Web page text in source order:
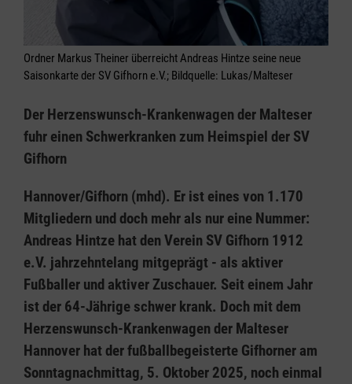
Ordner Markus Theiner überreicht Andreas Hintze seine neue
Saisonkarte der SV Gifhorn e.V.; Bildquelle: Lukas/Malteser
Der Herzenswunsch-Krankenwagen der Malteser
fuhr einen Schwerkranken zum Heimspiel der SV
Gifhorn
Hannover/Gifhorn (mhd). Er ist eines von 1.170
Mitgliedern und doch mehr als nur eine Nummer:
Andreas Hintze hat den Verein SV Gifhorn 1912
e.V. jahrzehntelang mitgeprägt - als aktiver
Fußballer und aktiver Zuschauer. Seit einem Jahr
ist der 64-Jährige schwer krank. Doch mit dem
Herzenswunsch-Krankenwagen der Malteser
Hannover hat der fußballbegeisterte Gifhorner am
Sonntagnachmittag, 5. Oktober 2025, noch einmal